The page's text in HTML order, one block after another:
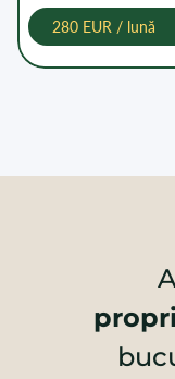
280 EUR / lună